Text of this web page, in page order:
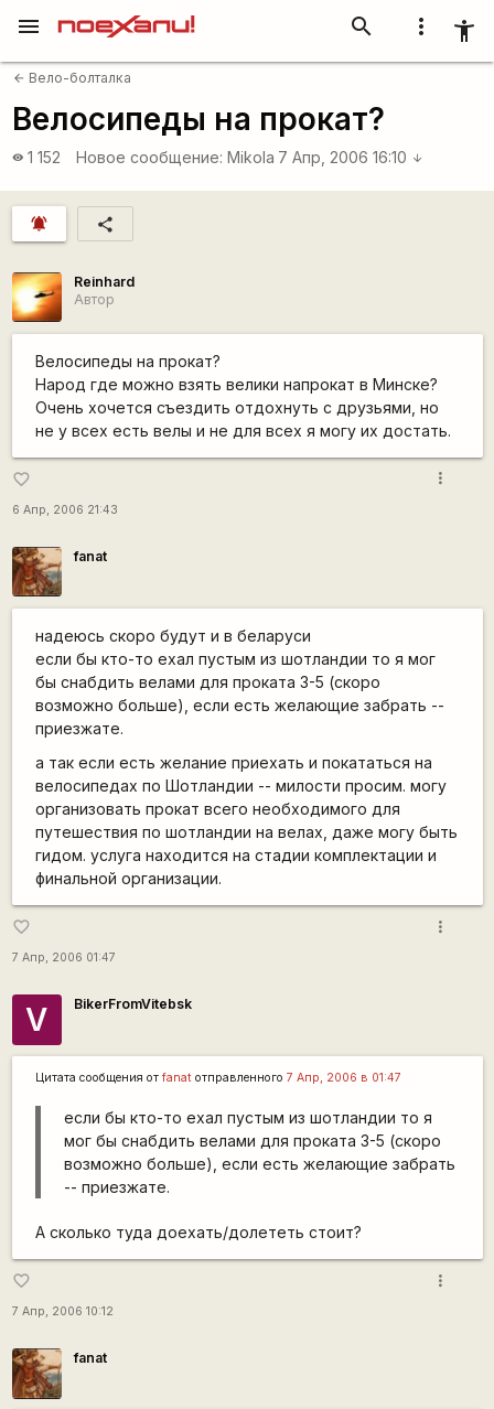
more_vert accessibility_new
search
menu
arrow_back Вело-болталка
Велосипеды на прокат?
visibility 1 152 Новое сообщение: Mikola 7 Апр, 2006 16:10 arrow_downward
notifications_active share
Reinhard
Автор
Велосипеды на прокат?
Народ где можно взять велики напрокат в Минске?
Очень хочется съездить отдохнуть с друзьями, но
не у всех есть велы и не для всех я могу их достать.
favorite_border
6 Апр, 2006 21:43
more_vert
fanat
надеюсь скоро будут и в беларуси
если бы кто-то ехал пустым из шотландии то я мог
бы снабдить велами для проката 3-5 (скоро
возможно больше), если есть желающие забрать --
приезжате.
а так если есть желание приехать и покататься на
велосипедах по Шотландии -- милости просим. могу
организовать прокат всего необходимого для
путешествия по шотландии на велах, даже могу быть
гидом. услуга находится на стадии комплектации и
финальной организации.
favorite_border
7 Апр, 2006 01:47
more_vert
V BikerFromVitebsk
Цитата сообщения от fanatотправленного 7 Апр, 2006 в 01:47
если бы кто-то ехал пустым из шотландии то я
мог бы снабдить велами для проката 3-5 (скоро
возможно больше), если есть желающие забрать
-- приезжате.
А сколько туда доехать/долететь стоит?
favorite_border
7 Апр, 2006 10:12
more_vert
fanat